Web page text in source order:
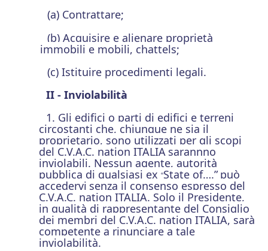
(a) Contrattare;
(b) Acquisire e alienare proprietà
immobili e mobili, chattels;
(c) Istituire procedimenti legali.
II - Inviolabilità
1. Gli edifici o parti di edifici e terreni
circostanti che, chiunque ne sia il
proprietario, sono utilizzati per gli scopi
del C.V.A.C. nation ITALIA sarannno
inviolabili. Nessun agente, autorità
pubblica di qualsiasi ex“State of….”può
accedervi senza il consenso espresso del
C.V.A.C. nation ITALIA. Solo il Presidente,
in qualità di rappresentante del Consiglio
dei membri del C.V.A.C. nation ITALIA, sarà
competente a rinunciare a tale
inviolabilità.